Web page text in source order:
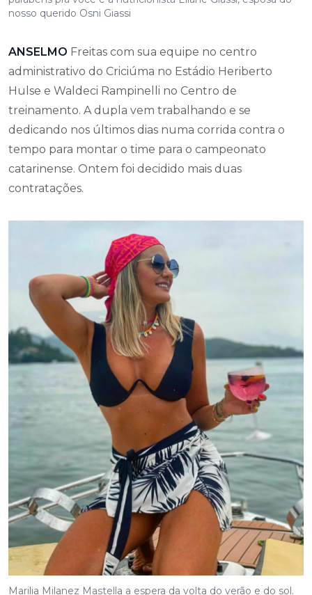
nosso querido Osni Giassi
ANSELMO Freitas com sua equipe no centro
administrativo do Criciúma no Estádio Heriberto
Hulse e Waldeci Rampinelli no Centro de
treinamento. A dupla vem trabalhando e se
dedicando nos últimos dias numa corrida contra o
tempo para montar o time para o campeonato
catarinense. Ontem foi decidido mais duas
contratações.
Marilia Milanez Mastella a espera da volta do verão e do sol.